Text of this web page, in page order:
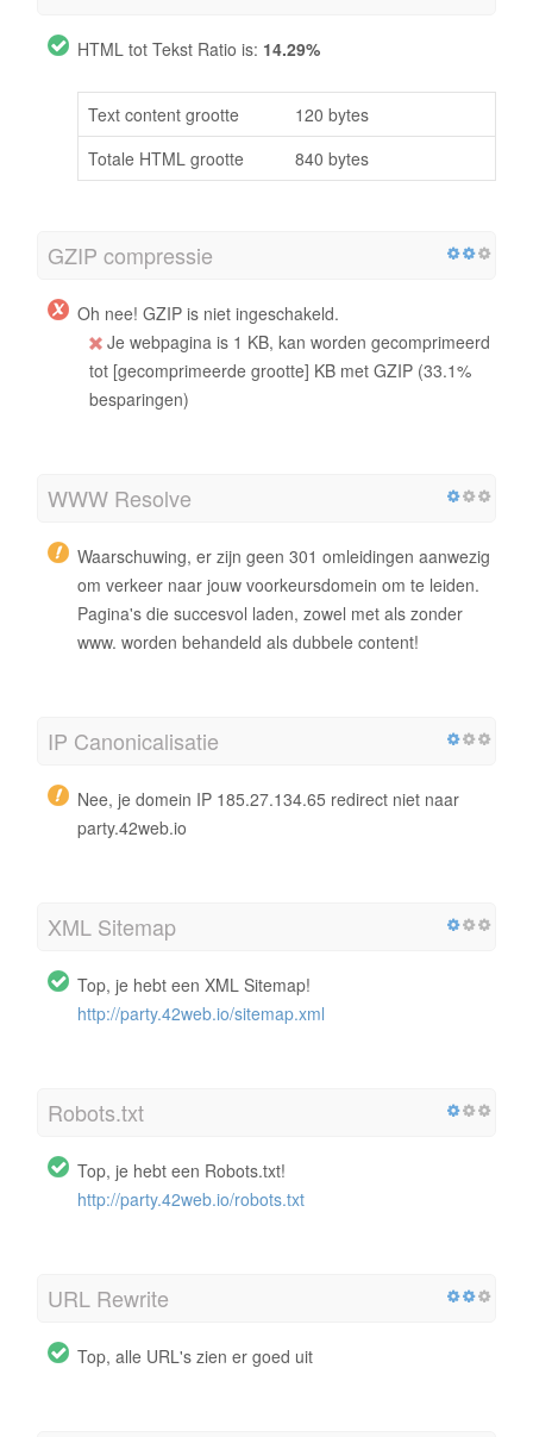
HTML tot Tekst Ratio is: 14.29%
Text content grootte
120 bytes
Totale HTML grootte
840 bytes
GZIP compressie
Oh nee! GZIP is niet ingeschakeld.
Je webpagina is 1 KB, kan worden gecomprimeerd
tot [gecomprimeerde grootte] KB met GZIP (33.1%
besparingen)
WWW Resolve
Waarschuwing, er zijn geen 301 omleidingen aanwezig
om verkeer naar jouw voorkeursdomein om te leiden.
Pagina's die succesvol laden, zowel met als zonder
www. worden behandeld als dubbele content!
IP Canonicalisatie
Nee, je domein IP 185.27.134.65 redirect niet naar
party.42web.io
XML Sitemap
Top, je hebt een XML Sitemap!
http://party.42web.io/sitemap.xml
Robots.txt
Top, je hebt een Robots.txt!
http://party.42web.io/robots.txt
URL Rewrite
Top, alle URL's zien er goed uit